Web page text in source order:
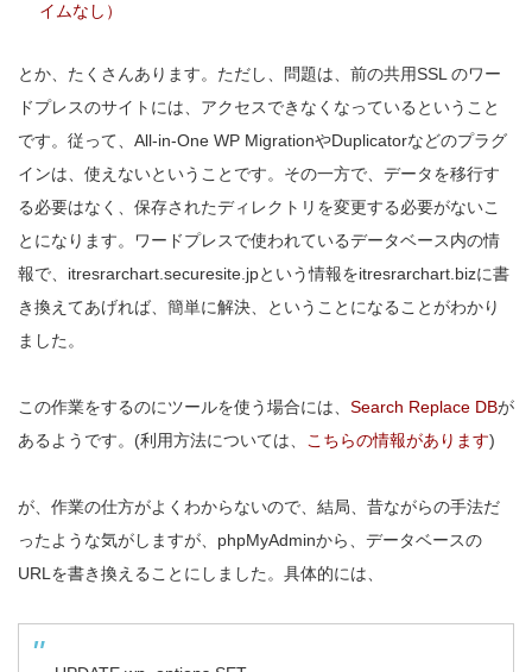
イムなし）
とか、たくさんあります。ただし、問題は、前の共用SSL のワー
ドプレスのサイトには、アクセスできなくなっているということ
です。従って、 All-in-One WP MigrationやDuplicatorなどのプラグ
インは、使えないということです。その一方で、データを移行す
る必要はなく、保存されたディレクトリを変更する必要がないこ
とになります。ワードプレスで使われているデータベース内の情
報で、itresrarchart.securesite.jpという情報をitresrarchart.bizに書
き換えてあげれば、簡単に解決、ということになることがわかり
ました。
この作業をするのにツールを使う場合には、 Search Replace DBが
あるようです。(利用方法については、
こちらの情報があります)
が、作業の仕方がよくわからないので、結局、昔ながらの手法だ
ったような気がしますが、phpMyAdminから、データベースの
URLを書き換えることにしました。具体的には、